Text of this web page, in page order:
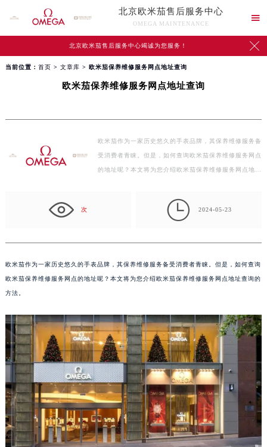
北京欧米茄售后服务中心
OMEGA MAINTENANCE

北京欧米茄售后服务中心竭诚为您服务！ 
当前位置： 首页 > 文章库 > 欧米茄保养维修服务网点地址查询
欧米茄保养维修服务网点地址查询
欧米茄作为一家历史悠久的手表品牌，其保养维修服务备
受消费者青睐。但是，如何查询欧米茄保养维修服务网点
的地址呢？本文将为您介绍欧米茄保养维修服务网点地…
次  2024-05-23
欧米茄作为一家历史悠久的手表品牌，其保养维修服务备受消费者青睐。但是，如何查询
欧米茄保养维修服务网点的地址呢？本文将为您介绍欧米茄保养维修服务网点地址查询的
方法。